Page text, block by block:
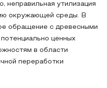
неправильная утилизация
окружающей среды. В
обращение с древесными
ценных
в области
переработки